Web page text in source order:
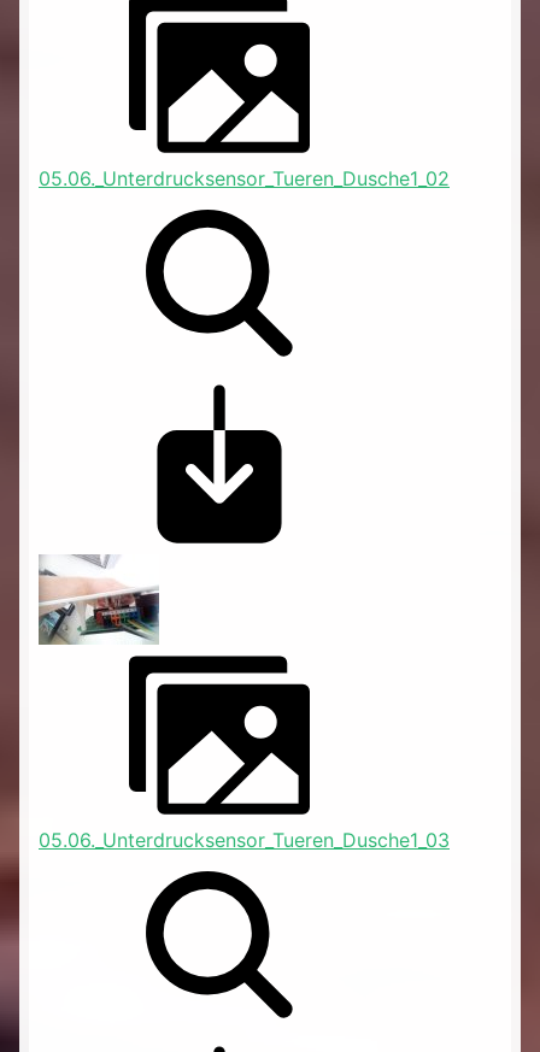
05.06._Unterdrucksensor_Tueren_Dusche1_02
05.06._Unterdrucksensor_Tueren_Dusche1_03